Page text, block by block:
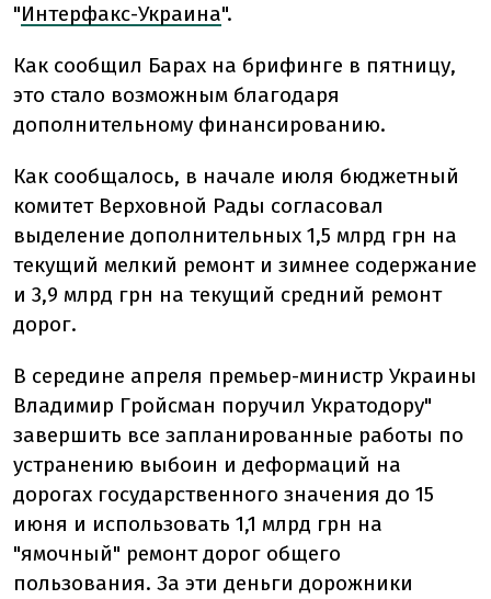
"Интерфакс-Украина".
Как сообщил Барах на брифинге в пятницу,
это стало возможным благодаря
дополнительному финансированию.
Как сообщалось, в начале июля бюджетный
комитет Верховной Рады согласовал
выделение дополнительных 1,5 млрд грн на
текущий мелкий ремонт и зимнее содержание
и 3,9 млрд грн на текущий средний ремонт
дорог.
В середине апреля премьер-министр Украины
Владимир Гройсман поручил Укратодору"
завершить все запланированные работы по
устранению выбоин и деформаций на
дорогах государственного значения до 15
июня и использовать 1,1 млрд грн на
"ямочный" ремонт дорог общего
пользования. За эти деньги дорожники